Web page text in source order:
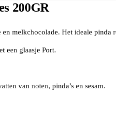
200GR
melkchocolade. Het ideale pinda
een glaasje Port.
van noten, pinda’s en sesam.